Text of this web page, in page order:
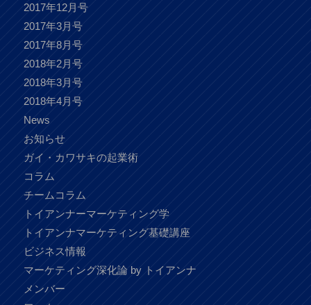
2017年12月号
2017年3月号
2017年8月号
2018年2月号
2018年3月号
2018年4月号
News
お知らせ
ガイ・カワサキの起業術
コラム
チームコラム
トイアンナーマーケティング学
トイアンナマーケティング基礎講座
ビジネス情報
マーケティング深化論 by トイアンナ
メンバー